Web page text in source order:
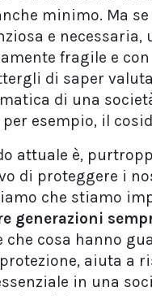
minimo. Ma
e
fragile e
di saper
di una
per esempio, il
attuale è,
di proteggere i
che stiamo
generazioni
che cosa hanno
aiuta a
in una